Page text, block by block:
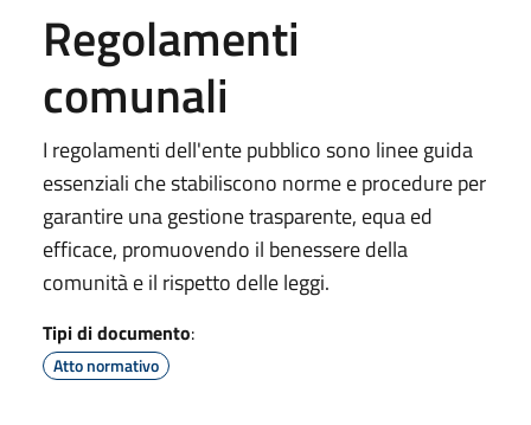
Regolamenti
comunali
I regolamenti dell'ente pubblico sono linee guida
essenziali che stabiliscono norme e procedure per
garantire una gestione trasparente, equa ed
efficace, promuovendo il benessere della
comunità e il rispetto delle leggi.
Tipi di documento:
Atto normativo